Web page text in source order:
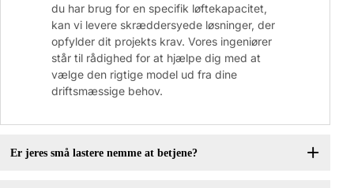
du har brug for en specifik løftekapacitet,
kan vi levere skræddersyede løsninger, der
opfylder dit projekts krav. Vores ingeniører
står til rådighed for at hjælpe dig med at
vælge den rigtige model ud fra dine
driftsmæssige behov.
Er jeres små lastere nemme at betjene?